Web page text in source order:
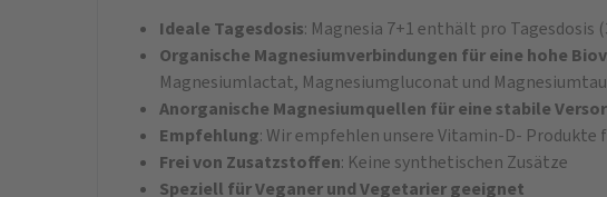
Ideale Tagesdosis: Magnesia 7+1 enthält pro Tagesdosis
Organische Magnesiumverbindungen für eine hohe
Magnesiumlactat, Magnesiumgluconat und
Anorganische Magnesiumquellen für eine stabile
Empfehlung: Wir empfehlen unsere Vitamin-D-
Frei von Zusatzstoffen: Keine synthetischen Zusätze
Speziell für Veganer und Vegetarier geeignet